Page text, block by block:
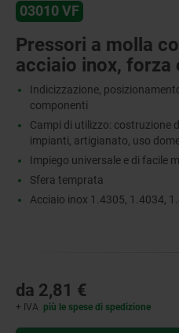
03010 VF
Pressori a molla
acciaio inox, forza
Indicizzazione,
componenti
Campi di utilizzo: costruzione
impianti, artigianato, uso
Impiego universale e di facile
Sfera temprata
Acciaio inox 1.4305, 1.4034,
da 2,81 €
+ IVA più le spese di spedizione